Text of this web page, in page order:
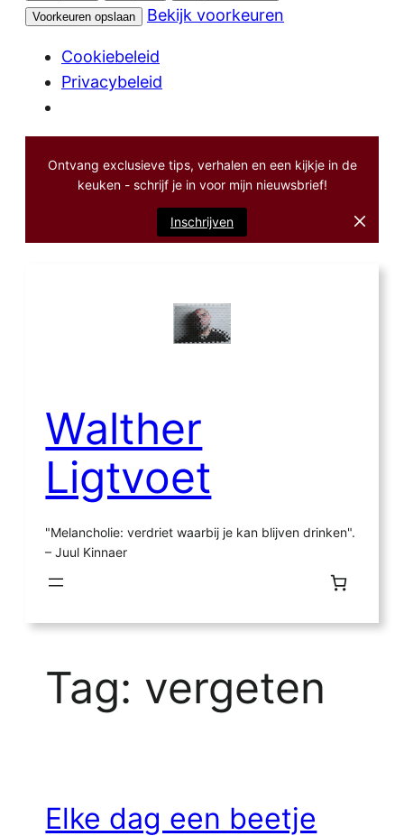
Voorkeuren opslaan
Bekijk voorkeuren
Cookiebeleid
Privacybeleid
Ontvang exclusieve tips, verhalen en een kijkje in de
keuken - schrijf je in voor mijn nieuwsbrief!
Inschrijven
Walther
Ligtvoet
"Melancholie: verdriet waarbij je kan blijven drinken".
– Juul Kinnaer
Tag: vergeten
Elke dag een beetje